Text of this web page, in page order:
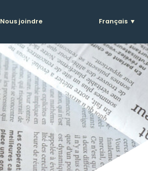
Nous joindre Français ▼